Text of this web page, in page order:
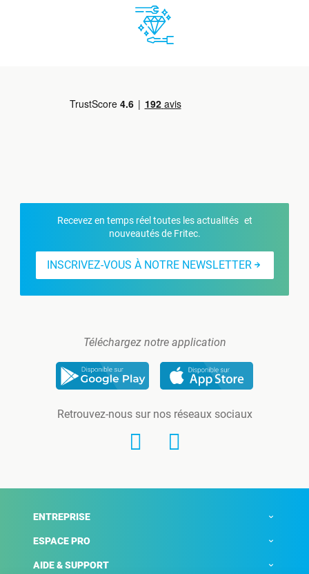
Recevez en temps réel toutes les actualités et
nouveautés de Fritec.
INSCRIVEZ-VOUS À NOTRE NEWSLETTER
Téléchargez notre application
Retrouvez-nous sur nos réseaux sociaux
ENTREPRISE
ESPACE PRO
AIDE & SUPPORT